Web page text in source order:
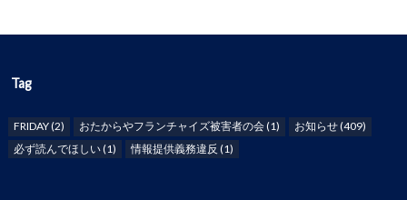
Tag
FRIDAY(2) おたからやフランチャイズ被害者の会(1) お知らせ(409)
必ず読んでほしい(1) 情報提供義務違反 (1)